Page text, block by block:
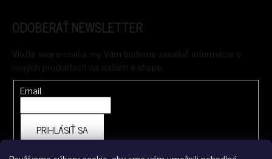
ODOBERAŤ NEWSLETTER
Vložte svoj e-mail a my Vám budeme zasielať informácie o
nových produktoch na našom e-shope.
Email
PRIHLÁSIŤ SA